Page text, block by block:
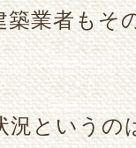
築業者もそ
況というの